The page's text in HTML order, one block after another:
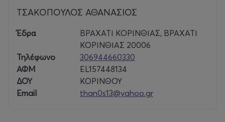
ΤΣΑΚΟΠΟΥΛΟΣ ΑΘΑΝΑΣΙΟΣ
Έδρα
ΒΡΑΧΑΤΙ ΚΟΡΙΝΘΙΑΣ, ΒΡΑΧΑΤΙ
ΚΟΡΙΝΘΙΑΣ 20006
Τηλέφωνο
306944660330
ΑΦΜ
EL157448134
ΔΟΥ
ΚΟΡΙΝΘΟΥ
Email
than0s13@yahoo.gr